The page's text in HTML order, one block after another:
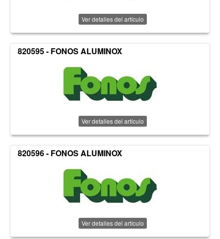
Ver detalles del artículo
820595 - FONOS ALUMINOX
Ver detalles del artículo
820596 - FONOS ALUMINOX
Ver detalles del artículo